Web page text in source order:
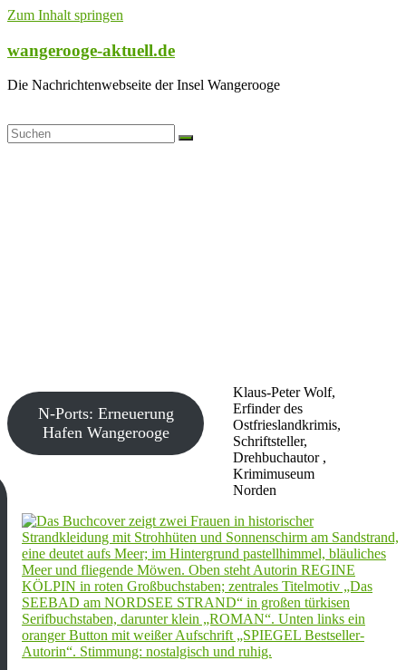
Zum Inhalt springen
wangerooge-aktuell.de
Die Nachrichtenwebseite der Insel Wangerooge
Klaus-Peter Wolf,
Erfinder des
Ostfrieslandkrimis,
Schriftsteller,
Drehbuchautor ,
Krimimuseum
Norden
N-Ports: Erneuerung
Hafen Wangerooge